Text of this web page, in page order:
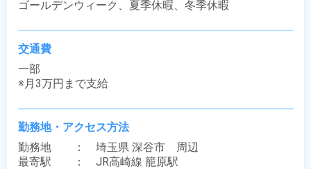
ゴールデンウィーク、夏季休暇、冬季休暇
交通費
一部
※月3万円まで支給
勤務地・アクセス方法
勤務地　　：　埼玉県 深谷市　周辺
最寄駅　　：　JR高崎線 籠原駅